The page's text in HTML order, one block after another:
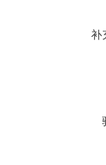
补